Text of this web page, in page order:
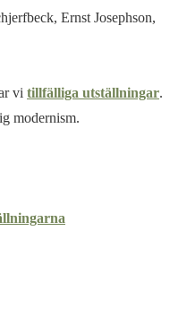
Ernst Josephson,
vi tillfälliga utställningar.
modernism.